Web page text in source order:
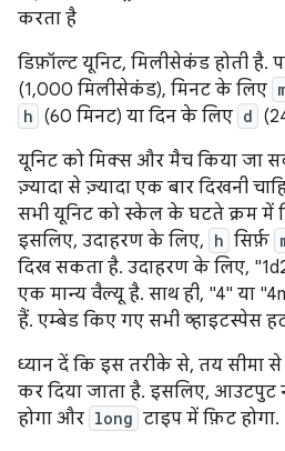
करता है
डिफ़ॉल्ट यूनिट, मिलीसेकंड होती है.
(1,000 मिलीसेकंड), मिनट के लिए
h (60 मिनट) या दिन के लिए d
यूनिट को मिक्स और मैच किया जा
ज़्यादा से ज़्यादा एक बार दिखनी
सभी यूनिट को स्केल के घटते क्रम में
इसलिए, उदाहरण के लिए, h सिर्फ़
दिख सकता है. उदाहरण के लिए,
एक मान्य वैल्यू है. साथ ही, "4" या
हैं. एम्बेड किए गए सभी व्हाइटस्पेस
ध्यान दें कि इस तरीके से, तय सीमा
कर दिया जाता है. इसलिए, आउटपुट
होगा और long टाइप में फ़िट होगा.